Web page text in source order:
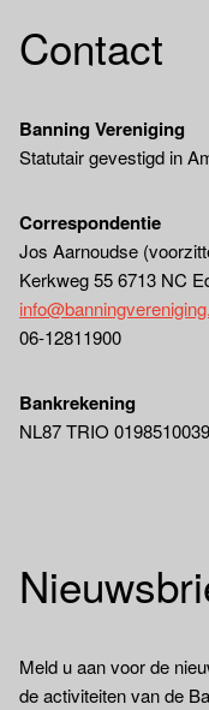
Contact
Banning Vereniging
Statutair gevestigd in
Correspondentie
Jos Aarnoudse
Kerkweg 55 6713 NC
06-12811900
Bankrekening
NL87 TRIO 0198510039
Meld u aan voor de
de activiteiten van de